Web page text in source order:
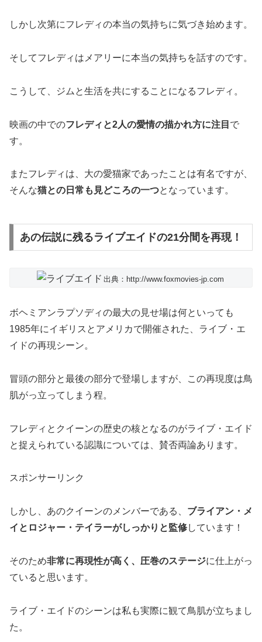
しかし次第にフレディの本当の気持ちに気づき始めます。
そしてフレディはメアリーに本当の気持ちを話すのです。
こうして、ジムと生活を共にすることになるフレディ。
映画の中でのフレディと2人の愛情の描かれ方に注目 で
す。
またフレディは、大の愛猫家であったことは有名ですが、
そんな猫との日常も見どころの一つとなっています。
あの伝説に残るライブエイドの21分間を再現！
出典：http://www.foxmovies-jp.com
ボヘミアンラプソディの最大の見せ場は何といっても
1985年にイギリスとアメリカで開催された、ライブ・エ
イドの再現シーン。
冒頭の部分と最後の部分で登場しますが、この再現度は鳥
肌がっ立ってしまう程。
フレディとクイーンの歴史の核となるのがライブ・エイド
と捉えられている認識については、賛否両論あります。
スポンサーリンク
しかし、あのクイーンのメンバーである、 ブライアン・メ
イとロジャー・テイラーがしっかりと監修しています！
そのため非常に再現性が高く、圧巻のステージに仕上がっ
ていると思います。
ライブ・エイドのシーンは私も実際に観て鳥肌が立ちまし
た。